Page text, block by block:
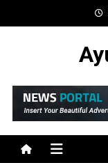
to